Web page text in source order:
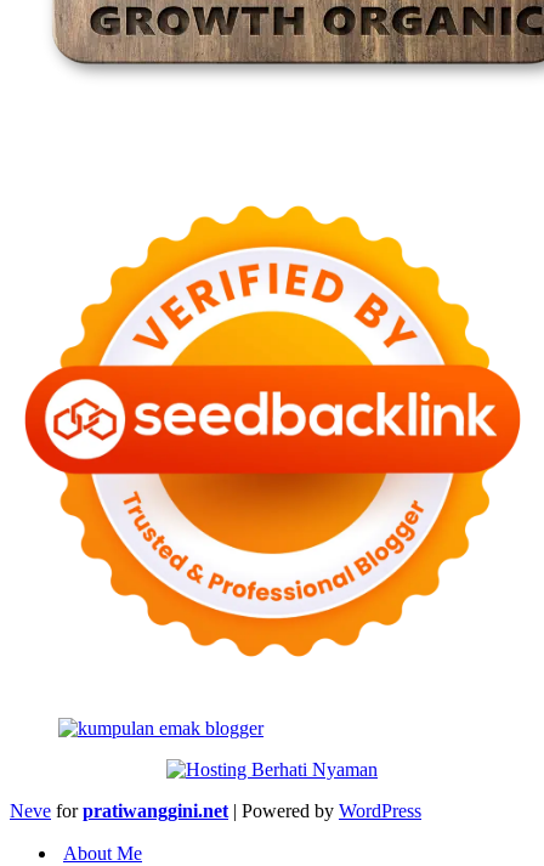
Neve forpratiwanggini.net | Powered by WordPress
About Me